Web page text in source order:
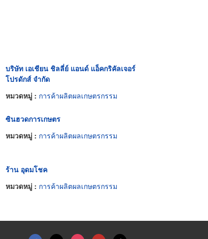
บริษัท เอเชียน ชิลลี่ย์ แอนด์ แอ็คกริคัลเจอร์
โปรดักส์ จำกัด
หมวดหมู่ : การค้าผลิตผลเกษตรกรรม
ซินฮวดการเกษตร
หมวดหมู่ : การค้าผลิตผลเกษตรกรรม
ร้าน อุดมโชค
หมวดหมู่ : การค้าผลิตผลเกษตรกรรม